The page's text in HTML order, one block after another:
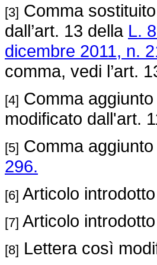
[3] Comma
dall’art. 13 della L.
dicembre 2011, n.
comma, vedi l’art.
[4] Comma
modificato dall'art.
[5] Comma
296.
[6] Articolo
[7] Articolo
[8] Lettera così